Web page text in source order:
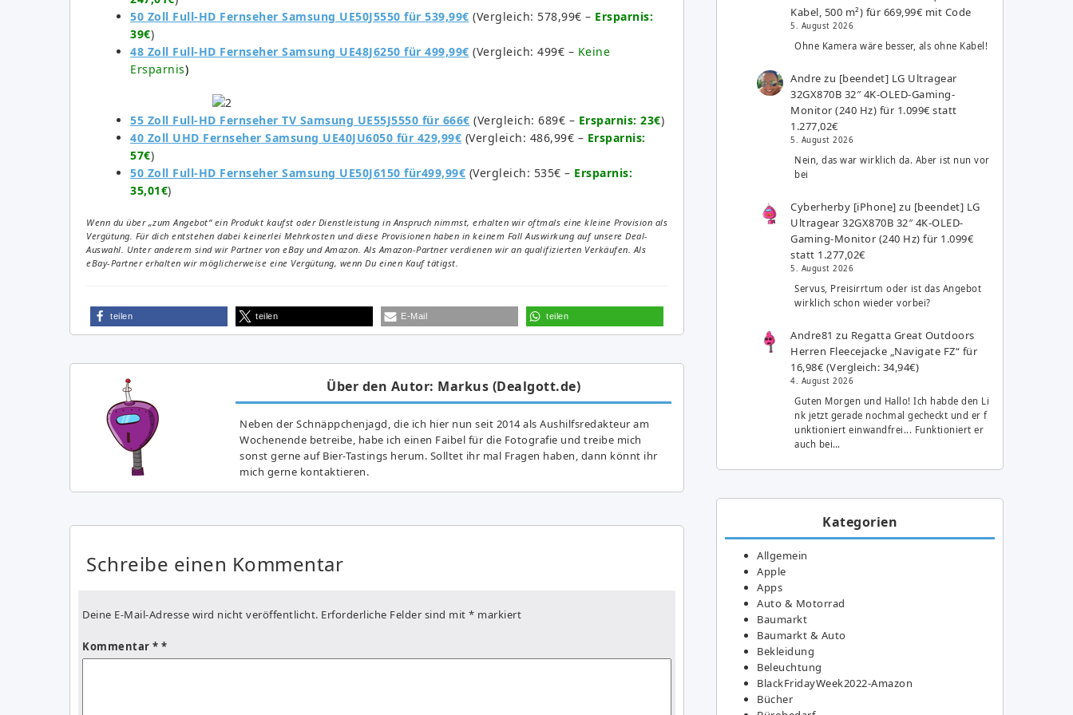
50 Zoll Full-HD Fernseher Samsung UE50J5550 für 539,99€ (Vergleich: 578,99€ – Ersparnis:
39€)
48 Zoll Full-HD Fernseher Samsung UE48J6250 für 499,99€ (Vergleich: 499€ – Keine
Ersparnis)
55 Zoll Full-HD Fernseher TV Samsung UE55J5550 für 666€ (Vergleich: 689€ – Ersparnis: 23€)
40 Zoll UHD Fernseher Samsung UE40JU6050 für 429,99€ (Vergleich: 486,99€ – Ersparnis:
57€)
50 Zoll Full-HD Fernseher Samsung UE50J6150 für499,99€ (Vergleich: 535€ – Ersparnis:
35,01€)
Wenn du über „zum Angebot“ ein Produkt kaufst oder Dienstleistung in Anspruch nimmst, erhalten wir oftmals eine kleine Provision als
Vergütung. Für dich entstehen dabei keinerlei Mehrkosten und diese Provisionen haben in keinem Fall Auswirkung auf unsere Deal-
Auswahl. Unter anderem sind wir Partner von eBay und Amazon. Als Amazon-Partner verdienen wir an qualifizierten Verkäufen. Als
eBay-Partner erhalten wir möglicherweise eine Vergütung, wenn Du einen Kauf tätigst.
teilen teilen E-Mail teilen
Über den Autor: Markus (Dealgott.de)
Neben der Schnäppchenjagd, die ich hier nun seit 2014 als Aushilfsredakteur am
Wochenende betreibe, habe ich einen Faibel für die Fotografie und treibe mich
sonst gerne auf Bier-Tastings herum. Solltet ihr mal Fragen haben, dann könnt ihr
mich gerne kontaktieren.
Schreibe einen Kommentar
Deine E-Mail-Adresse wird nicht veröffentlicht. Erforderliche Felder sind mit * markiert
Kommentar *
Kabel, 500 m²) für 669,99€ mit Code
5. August 2026
Ohne Kamera wäre besser, als ohne Kabel!
Andre zu [beendet] LG Ultragear
32GX870B 32″ 4K-OLED-Gaming-
Monitor (240 Hz) für 1.099€ statt
1.277,02€
5. August 2026
Nein, das war wirklich da. Aber ist nun vor
bei
Cyberherby [iPhone] zu [beendet] LG
Ultragear 32GX870B 32″ 4K-OLED-
Gaming-Monitor (240 Hz) für 1.099€
statt 1.277,02€
5. August 2026
Servus, Preisirrtum oder ist das Angebot
wirklich schon wieder vorbei?
Andre81 zu Regatta Great Outdoors
Herren Fleecejacke „Navigate FZ“ für
16,98€ (Vergleich: 34,94€)
4. August 2026
Guten Morgen und Hallo! Ich habde den Li
nk jetzt gerade nochmal gecheckt und er f
unktioniert einwandfrei... Funktioniert er
auch bei…
Kategorien
Allgemein
Apple
Apps
Auto & Motorrad
Baumarkt
Baumarkt & Auto
Bekleidung
Beleuchtung
BlackFridayWeek2022-Amazon
Bücher